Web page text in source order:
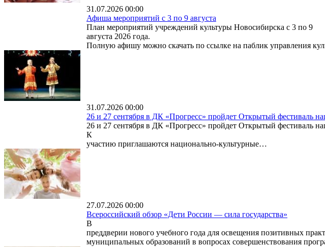
31.07.2026 00:00
Афиша мероприятий с 3 по 9 августа
План мероприятий учреждений культуры Новосибирска с 3 по 9
августа 2026 года.
Полную афишу можно скачать по ссылке на паблик управления
31.07.2026 00:00
26 и 27 сентября в ДК «Прогресс» пройдет Открытый фестиваль
26 и 27 сентября в ДК «Прогресс» пройдет Открытый фестиваль
К
участию приглашаются национально-культурные…
27.07.2026 00:00
Всероссийский обзор «Дети России — сила государства»
В
преддверии нового учебного года для освещения позитивных
муниципальных образований в вопросах совершенствования